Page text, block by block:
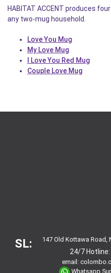
HABITAT ACCENT produces
any two-mug household.
Love You Mug
My Love Mug
I Love You Red Mug
Couple Love Mug
SL: 147 Old Kottawa Road,
24/7 Hotline:
email: